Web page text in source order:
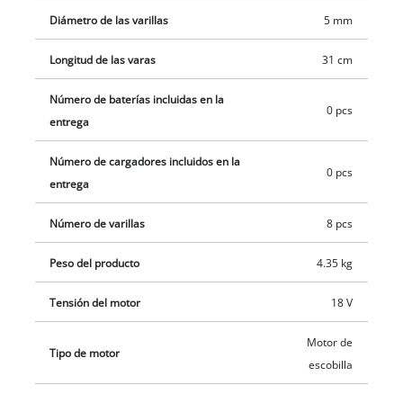
distribución óptima del peso. Al alcance del envío pertenece
el almacenamiento. La entrega se realiza sin la batería ni el
cargador, estos se pueden adquirir por separado, por
ejemplo, como set para principiantes.
Diámetro de las varillas 5 mm
Longitud de las varas 31 cm
Número de baterías incluidas en la
entrega
0 pcs
Número de cargadores incluidos en la
entrega
0 pcs
Número de varillas 8 pcs
Peso del producto 4.35 kg
Tensión del motor 18 V
Tipo de motor
Motor de
escobilla